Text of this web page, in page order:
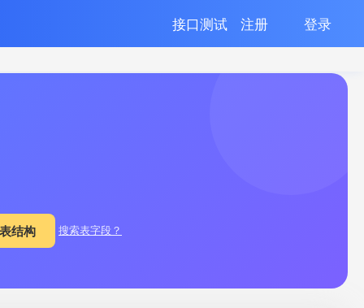
接口测试 注册 登录
搜索表字段？